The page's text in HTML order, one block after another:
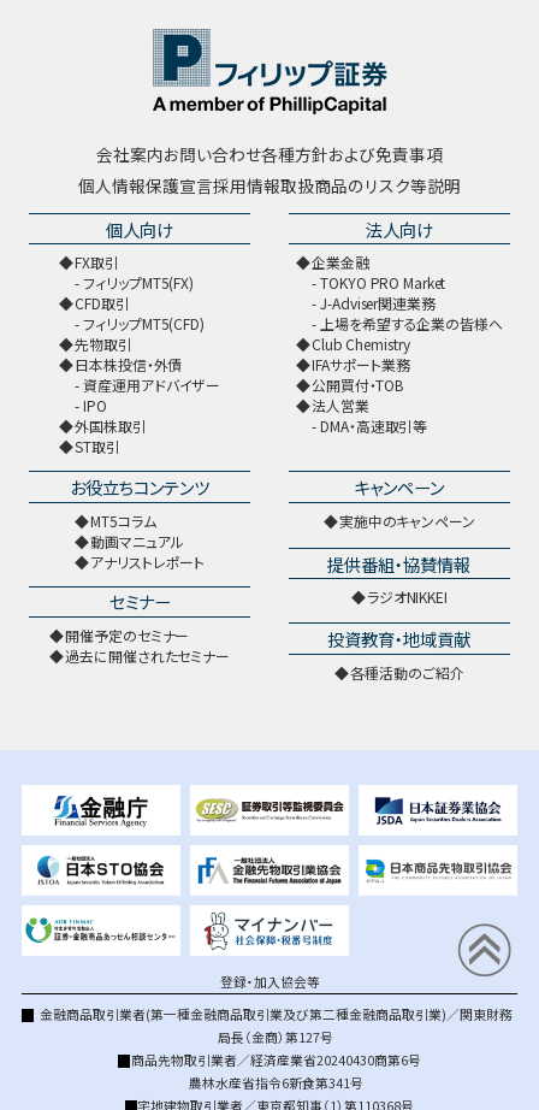
会社案内お問い合わせ各種方針および免責事項
個人情報保護宣言採用情報取扱商品のリスク等説明
個人向け
FX取引
フィリップMT5(FX)
CFD取引
フィリップMT5(CFD)
先物取引
日本株投信・外債
資産運用アドバイザー
IPO
外国株取引
ST取引
法人向け
企業金融
TOKYO PRO Market
J-Adviser関連業務
上場を希望する企業の皆様へ
Club Chemistry
IFAサポート業務
公開買付・TOB
法人営業
DMA・高速取引等
お役立ちコンテンツ
MT5コラム
動画マニュアル
アナリストレポート
セミナー
開催予定のセミナー
過去に開催されたセミナー
キャンペーン
実施中のキャンペーン
提供番組・協賛情報
ラジオNIKKEI
投資教育・地域貢献
各種活動のご紹介
登録・加入協会等
金融商品取引業者(第一種金融商品取引業及び第二種金融商品取引業)／関東財務
局長（金商）第127号
商品先物取引業者／経済産業省20240430商第6号
農林水産省指令6新食第341号
宅地建物取引業者／東京都知事（1）第110368号